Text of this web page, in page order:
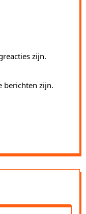
zijn.
berichten zijn.